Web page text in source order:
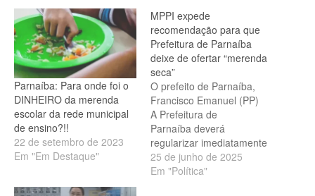
Parnaíba: Para onde foi o
DINHEIRO da merenda
escolar da rede municipal
de ensino?!!
22 de setembro de 2023
Em "Em Destaque"
MPPI expede
recomendação para que
Prefeitura de Parnaíba
deixe de ofertar “merenda
seca”
O prefeito de Parnaíba,
Francisco Emanuel (PP)
A Prefeitura de
Parnaíba deverá
regularizar imediatamente
a oferta regular e com
qualidade da alimentação
25 de junho de 2025
Em "Política"